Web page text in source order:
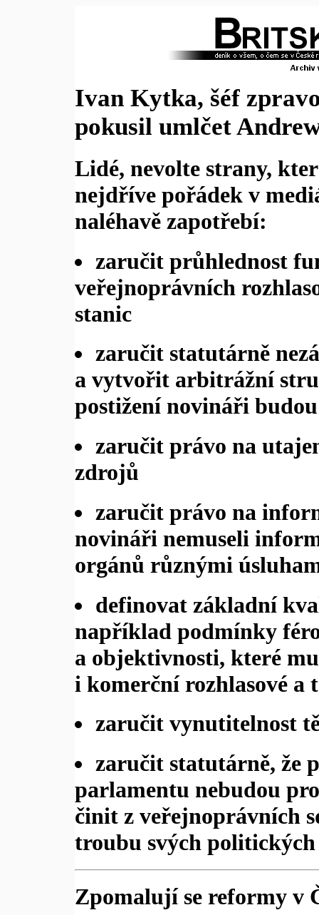
Ivan Kytka, šéf
pokusil umlčet
Lidé, nevolte strany,
nejdříve pořádek v
naléhavě zapotřebí:
zaručit průhlednost
veřejnoprávních
stanic
zaručit statutárně
a vytvořit arbitrážní
postižení novináři
zaručit právo na
zdrojů
zaručit právo na
novináři nemuseli
orgánů různými
definovat základní
například podmínky
a objektivnosti, které
i komerční rozhlasové a
zaručit vynutitelnost
zaručit statutárně, že
parlamentu nebudou
činit z veřejnoprávních
troubu svých
Zpomalují se reformy v